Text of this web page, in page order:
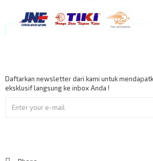
Daftarkan newsletter dari kami untuk
eksklusif langsung ke inbox Anda !